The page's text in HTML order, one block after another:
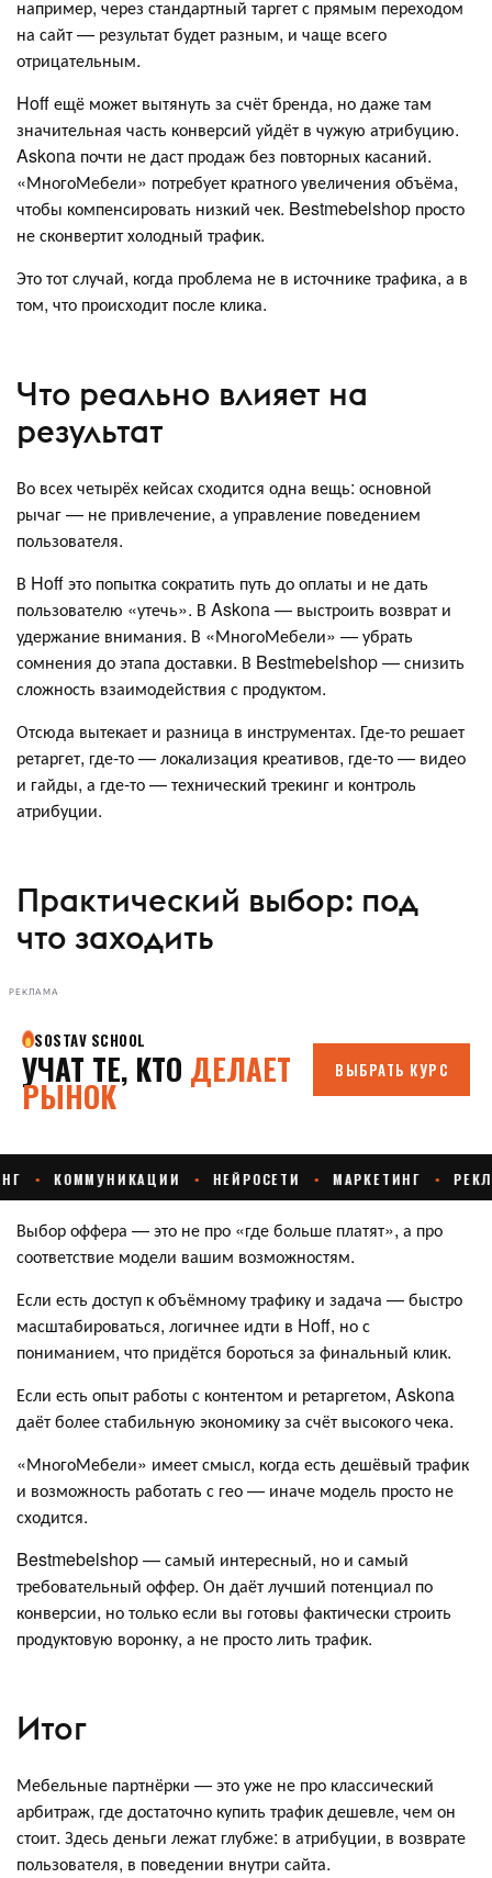
например, через стандартный таргет с прямым переходом
на сайт — результат будет разным, и чаще всего
отрицательным.
Hoff ещё может вытянуть за счёт бренда, но даже там
значительная часть конверсий уйдёт в чужую атрибуцию.
Askona почти не даст продаж без повторных касаний.
«МногоМебели» потребует кратного увеличения объёма,
чтобы компенсировать низкий чек. Bestmebelshop просто
не сконвертит холодный трафик.
Это тот случай, когда проблема не в источнике трафика, а в
том, что происходит после клика.
Что реально влияет на
результат
Во всех четырёх кейсах сходится одна вещь: основной
рычаг — не привлечение, а управление поведением
пользователя.
В Hoff это попытка сократить путь до оплаты и не дать
пользователю «утечь». В Askona — выстроить возврат и
удержание внимания. В «МногоМебели» — убрать
сомнения до этапа доставки. В Bestmebelshop — снизить
сложность взаимодействия с продуктом.
Отсюда вытекает и разница в инструментах. Где-то решает
ретаргет, где-то — локализация креативов, где-то — видео
и гайды, а где-то — технический трекинг и контроль
атрибуции.
Практический выбор: под
что заходить
РЕКЛАМА
Выбор оффера — это не про «где больше платят», а про
соответствие модели вашим возможностям.
Если есть доступ к объёмному трафику и задача — быстро
масштабироваться, логичнее идти в Hoff, но с
пониманием, что придётся бороться за финальный клик.
Если есть опыт работы с контентом и ретаргетом, Askona
даёт более стабильную экономику за счёт высокого чека.
«МногоМебели» имеет смысл, когда есть дешёвый трафик
и возможность работать с гео — иначе модель просто не
сходится.
Bestmebelshop — самый интересный, но и самый
требовательный оффер. Он даёт лучший потенциал по
конверсии, но только если вы готовы фактически строить
продуктовую воронку, а не просто лить трафик.
Итог
Мебельные партнёрки — это уже не про классический
арбитраж, где достаточно купить трафик дешевле, чем он
стоит. Здесь деньги лежат глубже: в атрибуции, в возврате
пользователя, в поведении внутри сайта.